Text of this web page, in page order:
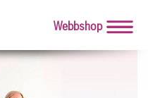
Webbshop